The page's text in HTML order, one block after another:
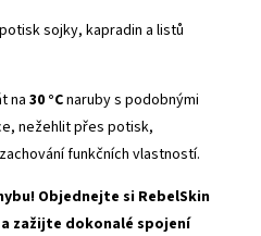
sojky, kapradin a listů
na 30 °Cnaruby s podobnými
nežehlit přes potisk,
funkčních vlastností.
Objednejte si RebelSkin
zažijte dokonalé spojení